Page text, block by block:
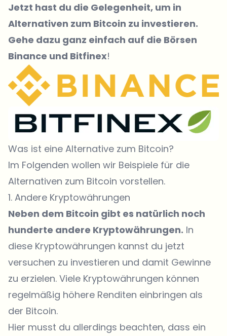
Jetzt hast du die Gelegenheit, um in
Alternativen zum Bitcoin zu investieren.
Gehe dazu ganz einfach auf die Börsen
Binance und Bitfinex!
Was ist eine Alternative zum Bitcoin?
Im Folgenden wollen wir Beispiele für die
Alternativen zum Bitcoin vorstellen.
1. Andere Kryptowährungen
Neben dem Bitcoin gibt es natürlich noch
hunderte andere Kryptowährungen. In
diese Kryptowährungen kannst du jetzt
versuchen zu investieren und damit Gewinne
zu erzielen. Viele Kryptowährungen können
regelmäßig höhere Renditen einbringen als
der Bitcoin.
Hier musst du allerdings beachten, dass ein